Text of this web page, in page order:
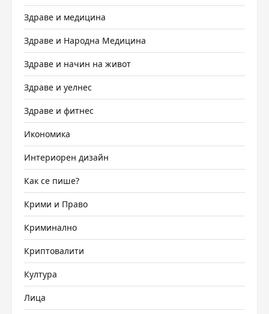
Здраве и медицина
Здраве и Народна Медицина
Здраве и начин на живот
Здраве и уелнес
Здраве и фитнес
Икономика
Интериорен дизайн
Как се пише?
Крими и Право
Криминално
Криптовалити
Култура
Лица